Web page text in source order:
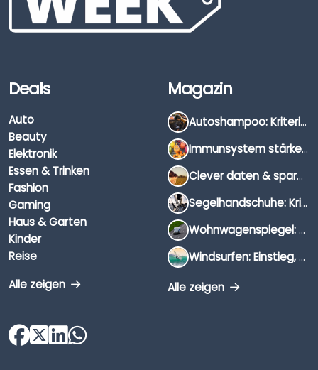
Deals
Auto
Beauty
Elektronik
Essen & Trinken
Fashion
Gaming
Haus & Garten
Kinder
Reise
Alle zeigen
Magazin
Autoshampoo: Kriterien, Unterschiede & Anwendung
Immunsystem stärken: Hausmittel, Vitamine & Wissenswertes
Clever daten & sparen: So findest du die besten Deals für Dates und Unternehmungen
Segelhandschuhe: Kriterien, Materialien & Tipps
Wohnwagenspiegel: Auswahl, Preise & Montage
Windsurfen: Einstieg, Ausrüstung & Tipps
Alle zeigen